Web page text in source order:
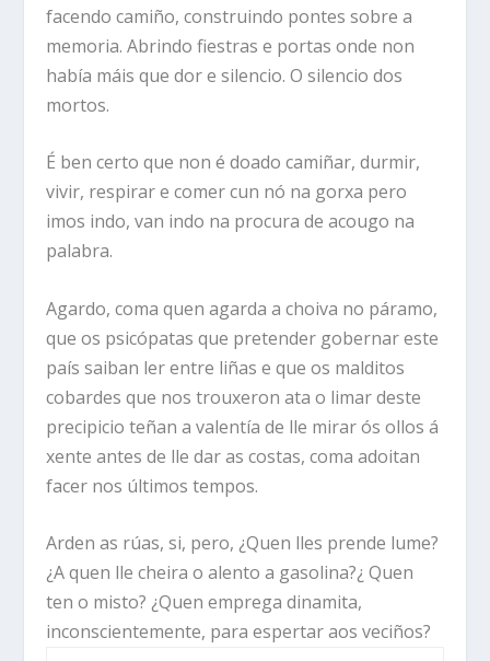
facendo camiño, construindo pontes sobre a
memoria. Abrindo fiestras e portas onde non
había máis que dor e silencio. O silencio dos
mortos.
É ben certo que non é doado camiñar, durmir,
vivir, respirar e comer cun nó na gorxa pero
imos indo, van indo na procura de acougo na
palabra.
Agardo, coma quen agarda a choiva no páramo,
que os psicópatas que pretender gobernar este
país saiban ler entre liñas e que os malditos
cobardes que nos trouxeron ata o limar deste
precipicio teñan a valentía de lle mirar ós ollos á
xente antes de lle dar as costas, coma adoitan
facer nos últimos tempos.
Arden as rúas, si, pero, ¿Quen lles prende lume?
¿A quen lle cheira o alento a gasolina?¿ Quen
ten o misto? ¿Quen emprega dinamita,
inconscientemente, para espertar aos veciños?